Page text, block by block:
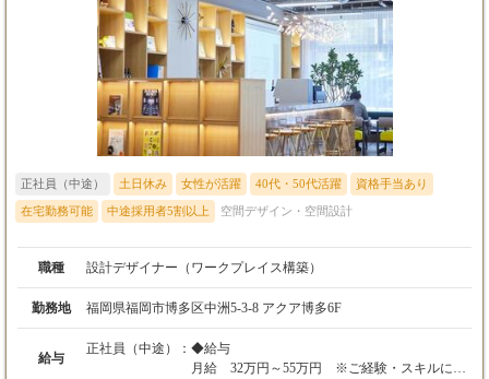
ち会えることは、この仕事ならではの大きなやりがいとなるはず
です。 一方で、クライアントの細かな要望に応えつつ、納期やコ
ストの制約の中で最適な空間を創り上げるためには、粘り強い交
渉力や柔軟な対応力が求められるという厳しさもあります。
正社員（中途） 土日休み 女性が活躍 40代・50代活躍 資格手当あり
在宅勤務可能 中途採用者5割以上 空間デザイン・空間設計
職種 設計デザイナー（ワークプレイス構築）
勤務地 福岡県福岡市博多区中洲5-3-8 アクア博多6F
給与
正社員（中途）： ◆給与
月給 32万円～55万円 ※ご経験・スキルに応